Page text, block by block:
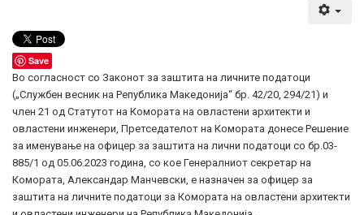
Save
Во согласност со Законот за заштита на личните податоци
(„Службен весник на Република Македонија“ бр. 42/20, 294/21) и
член 21 од Статутот на Комората на овластени архитекти и
овластени инженери, Претседателот на Комората донесе Решение
за именување на офицер за заштита на лични податоци со бр.03-
885/1 од 05.06.2023 година, со кое Генералниот секретар на
Комората, Александар Манчевски, е назначен за офицер за
заштита на личните податоци за Комората на овластени архитекти